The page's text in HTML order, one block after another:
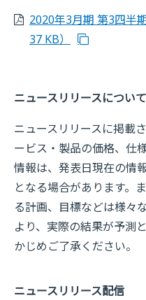
2020年3月期 第3四半
37 KB）
ニュースリリースについて
ニュースリリースに掲載
ービス・製品の価格、仕
情報は、発表日現在の情
となる場合があります。
る計画、目標などは様々
より、実際の結果が予測
かじめご了承ください。
ニュースリリース配信